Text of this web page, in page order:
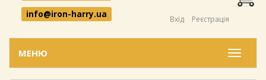
info@iron-harry.ua
Вхід Реєстрація
Меню
МЕНЮ